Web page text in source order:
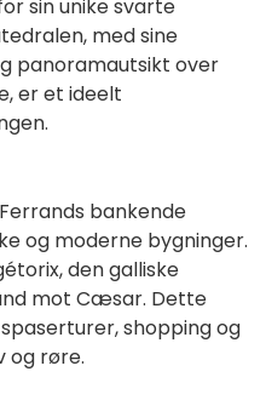
sin unike svarte
med sine
panoramautsikt over
er et ideelt
bankende
og moderne bygninger.
den galliske
mot Cæsar. Dette
shopping og
og røre.